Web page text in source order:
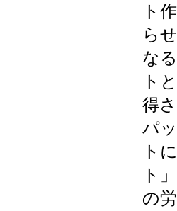
ト
ら
な
ト
得
パ
ト
ト
の